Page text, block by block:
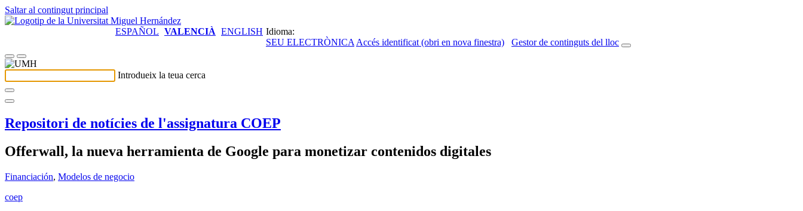
Saltar al contingut principal
Idioma:
ESPAÑOL VALENCIÀ ENGLISH
SEU ELECTRÒNICA Accés identificat (obri en nova finestra) Gestor de continguts del lloc
Introdueix la teua cerca
Repositori de notícies de l'assignatura COEP
Offerwall, la nueva herramienta de Google para monetizar contenidos digitales
Financiación, Modelos de negocio
coep